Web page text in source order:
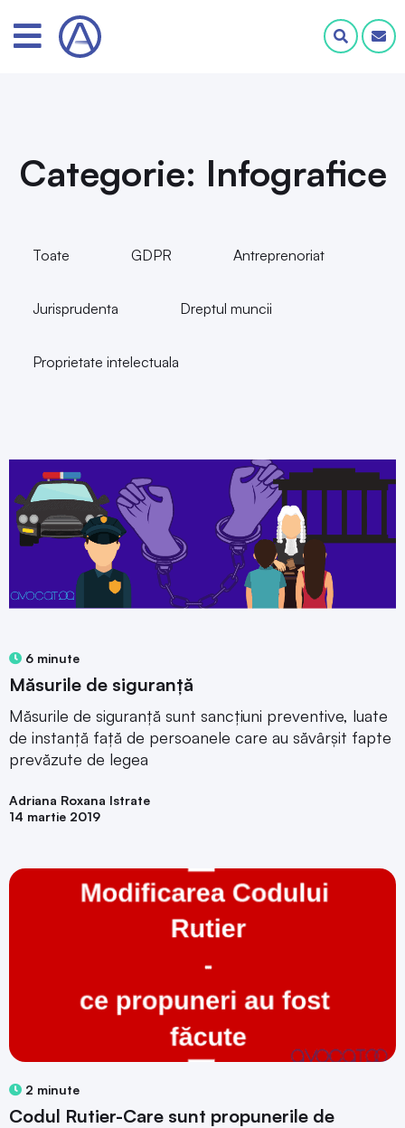
Categorie: Infografice
Toate GDPR Antreprenoriat
Jurisprudenta Dreptul muncii
Proprietate intelectuala
6 minute
Măsurile de siguranță
Măsurile de siguranță sunt sancțiuni preventive, luate
de instanță față de persoanele care au săvârșit fapte
prevăzute de legea
Adriana Roxana Istrate
14 martie 2019
2 minute
Codul Rutier-Care sunt propunerile de